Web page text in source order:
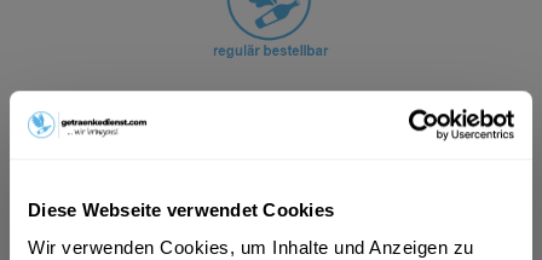
Diese Webseite verwendet Cookies
Wir verwenden Cookies, um Inhalte und Anzeigen zu
ab 13,79 € *
Inhalt:0.7 Liter (19,70 € * / 1 Liter)